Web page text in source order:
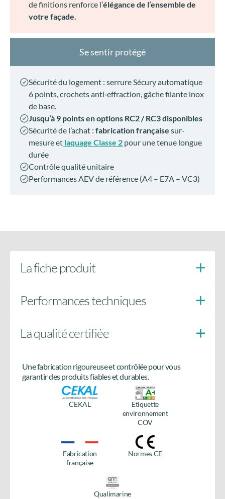
de finitions renforce l’élégance de l’ensemble de
votre façade.
Se sentir protégé
Sécurité du logement : serrure Sécury automatique
6 points, crochets anti‑effraction, gâche filante inox
de base.
Jusqu’à 9 points en options RC2 / RC3 disponibles
Sécurité de l’achat : fabrication française sur-
mesure et laquage Classe 2 pour une tenue longue
durée
Contrôle qualité unitaire
Performances AEV de référence (A4 – E7A – VC3)
La fiche produit
Besoin de plus d’informations
sur le produit ?
Accédez à tous les détails en téléchargeant la fiche
produit
Performances techniques
Doigts anti-soulèvement
La qualité certifiée
Une fabrication rigoureuse et contrôlée pour vous
garantir des produits fiables et durables.
CEKAL
Etiquette
environnement
COV
Fabrication
française
Normes CE
Qualimarine